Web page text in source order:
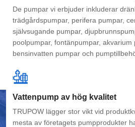
De pumpar vi erbjuder inkluderar
trädgårdspumpar, perifera pumpar,
självsugande pumpar,
poolpumpar, fontänpumpar, akvarium
bensinvatten pumpar och
Vattenpump av hög kvalitet
TRUPOW lägger stor vikt vid
mesta av företagets pumpprodukter